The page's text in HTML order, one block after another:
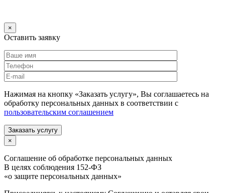
×
Оставить заявку
Нажимая на кнопку «Заказать услугу», Вы соглашаетесь на
обработку персональных данных в соответствии с
пользовательским соглашением
Заказать услугу
×
Соглашение об обработке персональных данных
В целях соблюдения 152-ФЗ
«о защите персональных данных»